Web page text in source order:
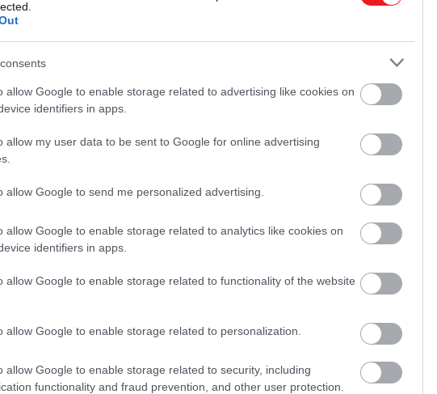
allow Google to enable storage related to advertising like cookies on
identifiers in apps.
allow my user data to be sent to Google for online advertising
allow Google to send me personalized advertising.
allow Google to enable storage related to analytics like cookies on
identifiers in apps.
allow Google to enable storage related to functionality of the website
allow Google to enable storage related to personalization.
allow Google to enable storage related to security, including
functionality and fraud prevention, and other user protection.
ad és inspirál.
de a világpremierje június 8-án lesz a New York-i
platformon található oldalára mutató linkkel.
zajlik majd, élő, személyes eseményekkel a város különböző